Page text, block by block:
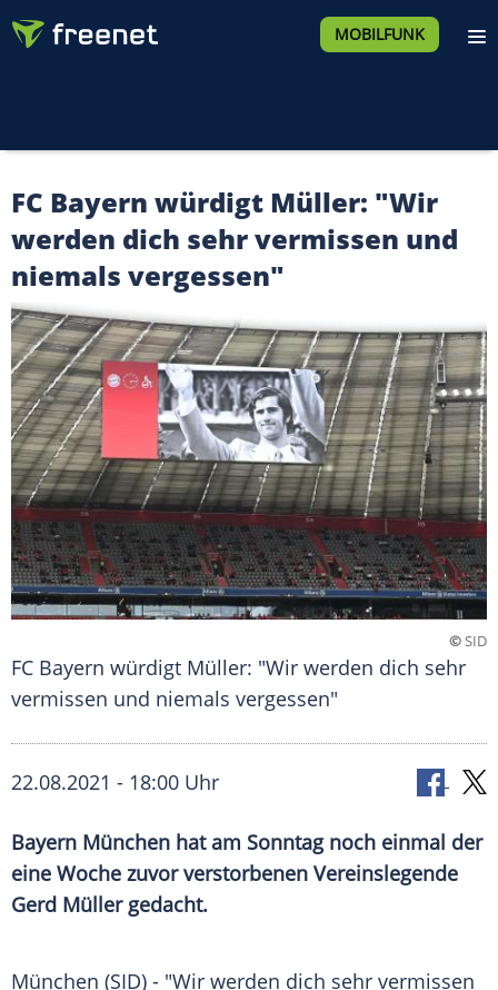
MOBILFUNK
FC Bayern würdigt Müller: "Wir
werden dich sehr vermissen und
niemals vergessen"
©SID
FC Bayern würdigt Müller: "Wir werden dich sehr
vermissen und niemals vergessen"
22.08.2021 - 18:00 Uhr
Bayern München hat am Sonntag noch einmal der
eine Woche zuvor verstorbenen Vereinslegende
Gerd Müllergedacht.
München (SID) - "Wir werden dich sehr vermissen